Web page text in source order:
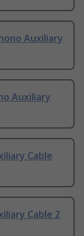
Auxiliary
Auxiliary
Cable
Cable 2